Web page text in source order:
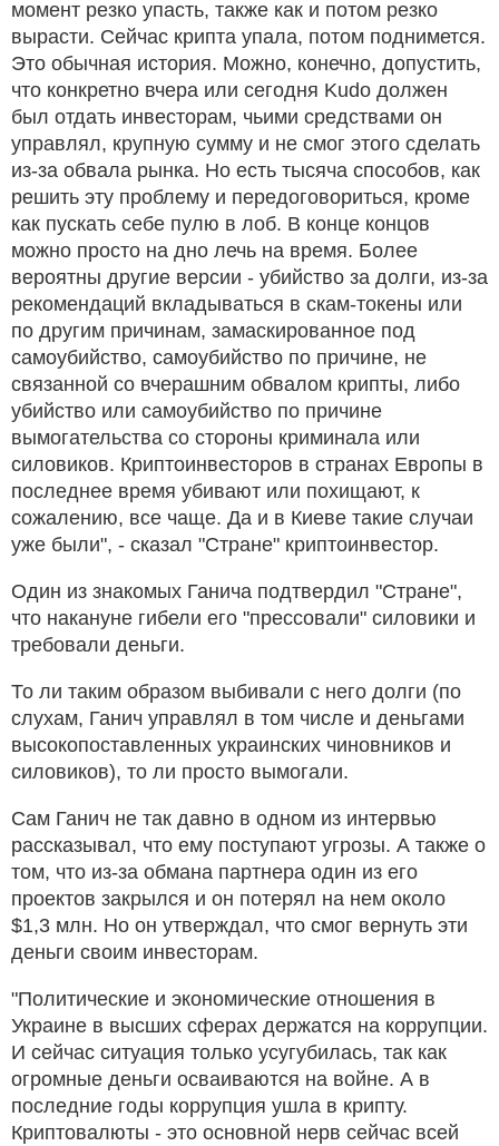
момент резко упасть, также как и потом резко
вырасти. Сейчас крипта упала, потом поднимется.
Это обычная история. Можно, конечно, допустить,
что конкретно вчера или сегодня Kudo должен
был отдать инвесторам, чьими средствами он
управлял, крупную сумму и не смог этого сделать
из-за обвала рынка. Но есть тысяча способов, как
решить эту проблему и передоговориться, кроме
как пускать себе пулю в лоб. В конце концов
можно просто на дно лечь на время. Более
вероятны другие версии - убийство за долги, из-за
рекомендаций вкладываться в скам-токены или
по другим причинам, замаскированное под
самоубийство, самоубийство по причине, не
связанной со вчерашним обвалом крипты, либо
убийство или самоубийство по причине
вымогательства со стороны криминала или
силовиков. Криптоинвесторов в странах Европы в
последнее время убивают или похищают, к
сожалению, все чаще. Да и в Киеве такие случаи
уже были", - сказал "Стране" криптоинвестор.
Один из знакомых Ганича подтвердил "Стране",
что накануне гибели его "прессовали" силовики и
требовали деньги.
То ли таким образом выбивали с него долги (по
слухам, Ганич управлял в том числе и деньгами
высокопоставленных украинских чиновников и
силовиков), то ли просто вымогали.
Сам Ганич не так давно в одном из интервью
рассказывал, что ему поступают угрозы. А также о
том, что из-за обмана партнера один из его
проектов закрылся и он потерял на нем около
$1,3 млн. Но он утверждал, что смог вернуть эти
деньги своим инвесторам.
"Политические и экономические отношения в
Украине в высших сферах держатся на коррупции.
И сейчас ситуация только усугубилась, так как
огромные деньги осваиваются на войне. А в
последние годы коррупция ушла в крипту.
Криптовалюты - это основной нерв сейчас всей